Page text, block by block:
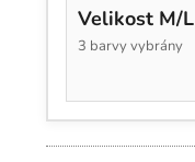
Velikost M/L
3 barvy vybrány